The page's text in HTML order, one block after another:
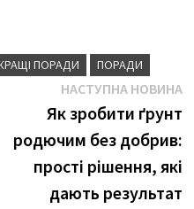
ПОРАДИ ПОРАДИ
НАСТУПНА НОВИНА
Як зробити ґрунт
родючим без добрив:
прості рішення, які
дають результат